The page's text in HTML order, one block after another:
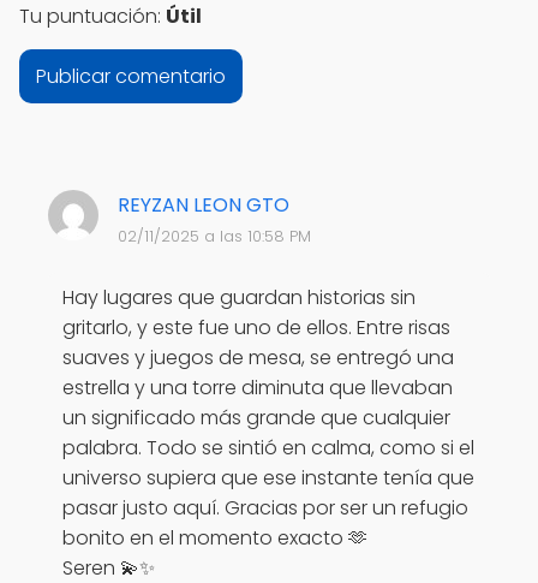
REYZAN LEON GTO
02/11/2025 a las 10:58 PM
Hay lugares que guardan historias sin
gritarlo, y este fue uno de ellos. Entre risas
suaves y juegos de mesa, se entregó una
estrella y una torre diminuta que llevaban
un significado más grande que cualquier
palabra. Todo se sintió en calma, como si el
universo supiera que ese instante tenía que
pasar justo aquí. Gracias por ser un refugio
bonito en el momento exacto 🫶
Seren 💫✨
Tu puntuación: Útil